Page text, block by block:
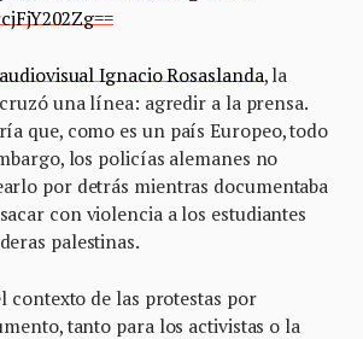
Ignacio Rosaslanda, la
una línea: agredir a la prensa.
que, como es un país Europeo, todo
los policías alemanes no
por detrás mientras documentaba
con violencia a los estudiantes
palestinas.
contexto de las protestas por
tanto para los activistas o la